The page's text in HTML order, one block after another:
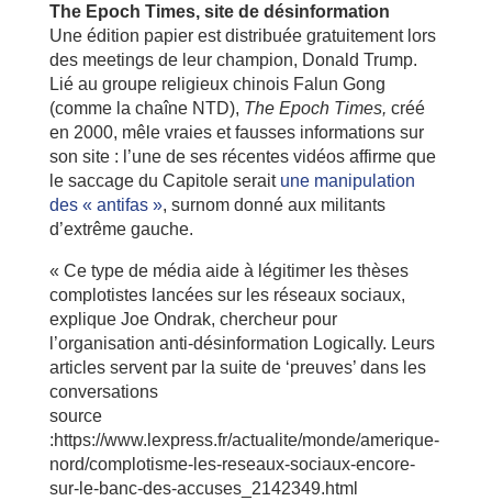
The Epoch Times, site de désinformation
Une édition papier est distribuée gratuitement lors
des meetings de leur champion, Donald Trump.
Lié au groupe religieux chinois Falun Gong
(comme la chaîne NTD), The Epoch Times, créé
en 2000, mêle vraies et fausses informations sur
son site : l’une de ses récentes vidéos affirme que
le saccage du Capitole serait une manipulation
des « antifas », surnom donné aux militants
d’extrême gauche.
« Ce type de média aide à légitimer les thèses
complotistes lancées sur les réseaux sociaux,
explique Joe Ondrak, chercheur pour
l’organisation anti-désinformation Logically. Leurs
articles servent par la suite de ‘preuves’ dans les
conversations
source
:https://www.lexpress.fr/actualite/monde/amerique-
nord/complotisme-les-reseaux-sociaux-encore-
sur-le-banc-des-accuses_2142349.html